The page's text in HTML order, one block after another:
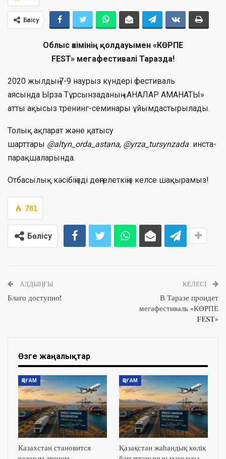
Бөлісу
Облыс әкімінің қолдауымен «КӨРПЕ
FEST» мегафестивалі Таразда!
2020 жылдың 7-9 наурыз күндері фестиваль
аясында Ырза Тұрсынзаданың «АНАЛАР АМАНАТЫ»
атты ақысыз тренинг-семинары ұйымдастырылады.
Толық ақпарат және қатысу
шарттары @altyn_orda_astana, @yrza_tursynzada инста-
парақшаларында.
Отбасылық кәсібіңізді дөңгелеткіңіз келсе шақырамыз!
781
Бөлісу
АЛДЫҢҒЫ
Благо доступно!
КЕЛЕСІ
В Таразе проидет
мегафестиваль «КӨРПЕ
FEST»
Өзге жаңалықтар
ҚОҒАМ
Казахстан становится
ҚОҒАМ
Қазақстан жаһандық көлік